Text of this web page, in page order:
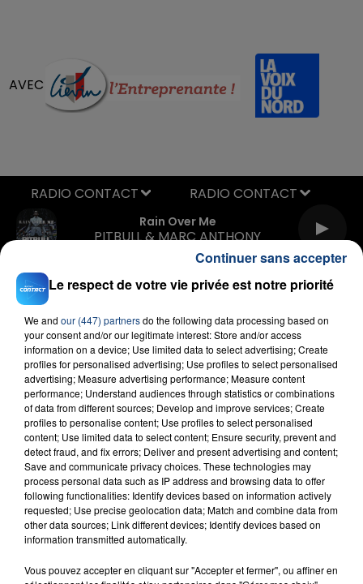
AVEC
Rain Over Me
PITBULL & MARC ANTHONY
RADIO CONTACT
FIL D'ACTU
23 juillet 2026
SON BÉBÉ ENTRE LA VIE ET LA...
Le respect de votre vie privée est notre priorité
We and our (447) partnersdo the following data processing based on
your consent and/or our legitimate interest: Store and/or access
information on a device; Use limited data to select advertising; Create
profiles for personalised advertising; Use profiles to select personalised
advertising; Measure advertising performance; Measure content
performance; Understand audiences through statistics or combinations
of data from different sources; Develop and improve services; Create
profiles to personalise content; Use profiles to select personalised
content; Use limited data to select content; Ensure security, prevent and
detect fraud, and fix errors; Deliver and present advertising and content;
Save and communicate privacy choices. These technologies may
process personal data such as IP address and browsing data to offer
following functionalities: Identify devices based on information actively
requested; Use precise geolocation data; Match and combine data from
other data sources; Link different devices; Identify devices based on
information transmitted automatically.
Vous pouvez accepter en cliquant sur "Accepter et fermer", ou affiner en
Continuer sans accepter